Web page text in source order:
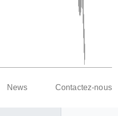
News Contactez-nous